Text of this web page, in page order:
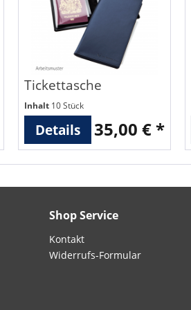
Tickettasche
Inhalt 10 Stück
35,00 € *
Details
Shop Service
Kontakt
Widerrufs-Formular